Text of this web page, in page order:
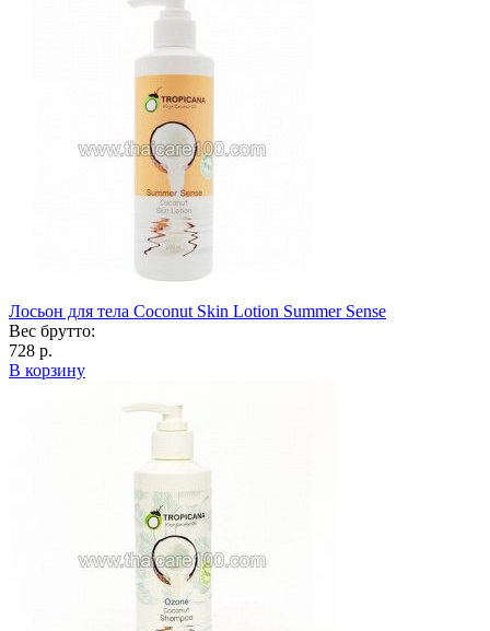
Лосьон для тела Coconut Skin Lotion Summer Sense
Вес брутто:
728 р.
В корзину